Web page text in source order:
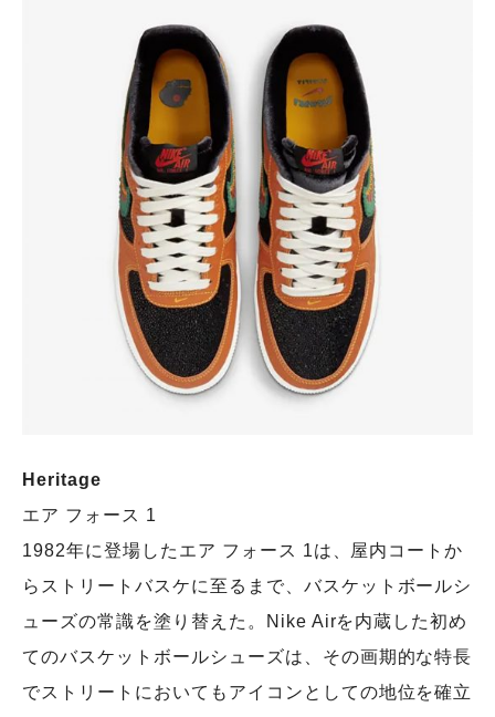
Heritage
エア フォース 1
1982年に登場したエア フォース 1は、屋内コートか
らストリートバスケに至るまで、バスケットボールシ
ューズの常識を塗り替えた。Nike Airを内蔵した初め
てのバスケットボールシューズは、その画期的な特長
でストリートにおいてもアイコンとしての地位を確立